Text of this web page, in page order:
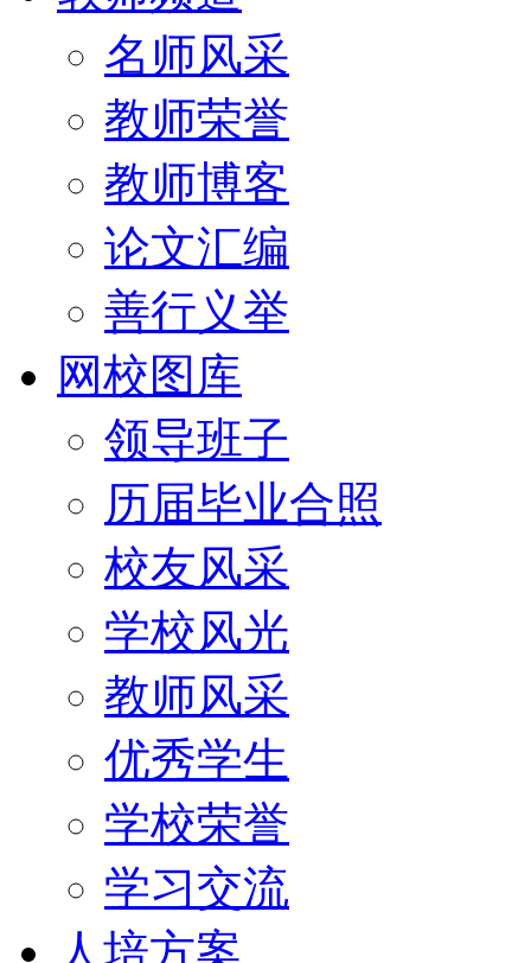
名师风采
教师荣誉
教师博客
论文汇编
善行义举
网校图库
领导班子
历届毕业合照
校友风采
学校风光
教师风采
优秀学生
学校荣誉
学习交流
人培方案